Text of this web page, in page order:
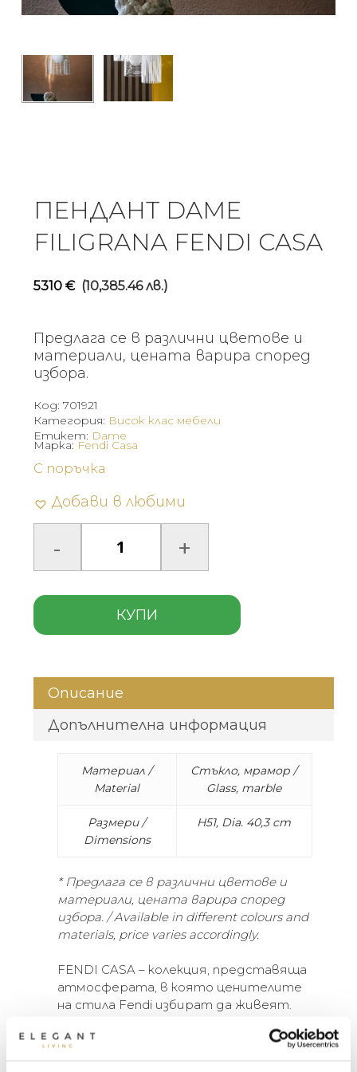
ПЕНДАНТ DAME
FILIGRANA FENDI CASA
5310 € (10,385.46 лв.)
Предлага се в различни цветове и
материали, цената варира според
избора.
Код: 701921
Категория: Висок клас мебели
Етикет: Dame
С поръчка
Добави в любими
КУПИ
Марка: Fendi Casa
Описание
Допълнителна информация
Материал /
Material
Стъкло, мрамор /
Glass, marble
Размери /
Dimensions
H51, Dia. 40,3 cm
* Предлага се в различни цветове и
материали, цената варира според
избора. / Available in different colours and
materials, price varies accordingly.
FENDI CASA – колекция, представяща
атмосферата, в която ценителите
на стила Fendi избират да живеят.
космополитност и дискретен лукс –